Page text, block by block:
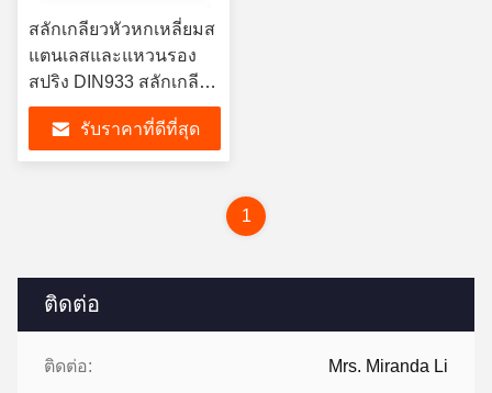
ติดต่อ
ติดต่อ: Mrs. Miranda Li
สลักเกลียวหัวหกเหลี่ยมส
แตนเลสและแหวนรอง
สปริง DIN933 สลักเกลียว
หกเหลี่ยมประกอบพร้อม
น็อต
รับราคาที่ดีที่สุด
1